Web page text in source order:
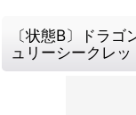
〔状態B〕ドラ
ュリーシークレ